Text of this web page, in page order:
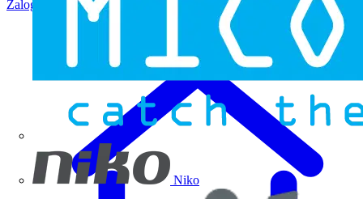
Niko
Zaloguj się Zarejestruj się